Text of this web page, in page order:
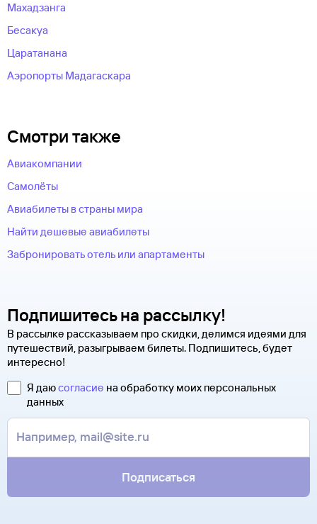
Махадзанга
Бесакуа
Царатанана
Аэропорты Мадагаскара
Смотри также
Авиакомпании
Самолёты
Авиабилеты в страны мира
Найти дешевые авиабилеты
Забронировать отель или апартаменты
Подпишитесь на рассылку!
В рассылке рассказываем про скидки, делимся идеями для
путешествий, разыгрываем билеты. Подпишитесь, будет
интересно!
Я даюсогласие на обработку моих персональных
данных
Подписаться